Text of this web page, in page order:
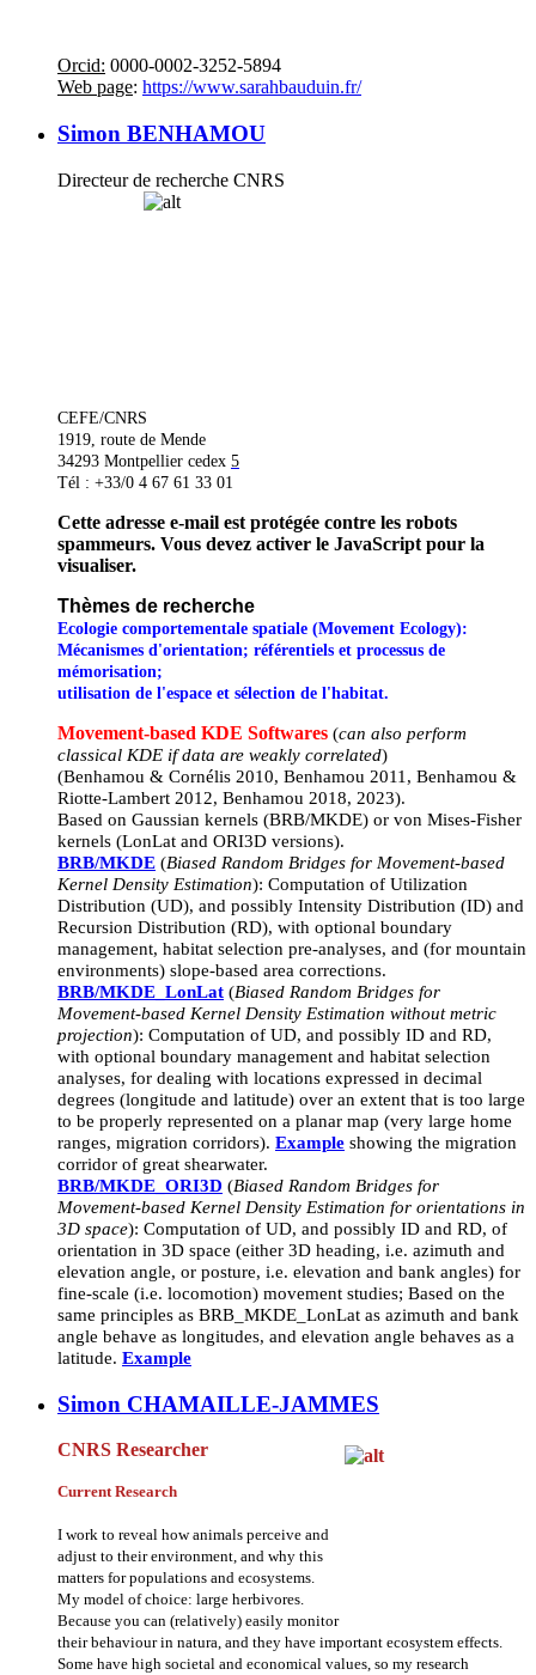
Orcid: 0000-0002-3252-5894
Web page: https://www.sarahbauduin.fr/
Simon BENHAMOU
Directeur de recherche CNRS
CEFE/CNRS
1919, route de Mende
34293 Montpellier cedex 5
Tél : +33/0 4 67 61 33 01
Cette adresse e-mail est protégée contre les robots
spammeurs. Vous devez activer le JavaScript pour la
visualiser.
Thèmes de recherche
Ecologie comportementale spatiale (Movement Ecology):
Mécanismes d'orientation; référentiels et processus de
mémorisation;
utilisation de l'espace et sélection de l'habitat.
Movement-based KDE Softwares (can also perform
classical KDE if data are weakly correlated)
(Benhamou & Cornélis 2010, Benhamou 2011, Benhamou &
Riotte-Lambert 2012, Benhamou 2018, 2023).
Based on Gaussian kernels (BRB/MKDE) or von Mises-Fisher
kernels (LonLat and ORI3D versions).
BRB/MKDE (Biased Random Bridges for Movement-based
Kernel Density Estimation): Computation of Utilization
Distribution (UD), and possibly Intensity Distribution (ID) and
Recursion Distribution (RD), with optional boundary
management, habitat selection pre-analyses, and (for mountain
environments) slope-based area corrections.
BRB/MKDE_LonLat (Biased Random Bridges for
Movement-based Kernel Density Estimation without metric
projection): Computation of UD, and possibly ID and RD,
with optional boundary management and habitat selection
analyses, for dealing with locations expressed in decimal
degrees (longitude and latitude) over an extent that is too large
to be properly represented on a planar map (very large home
ranges, migration corridors). Example showing the migration
corridor of great shearwater.
BRB/MKDE_ORI3D (Biased Random Bridges for
Movement-based Kernel Density Estimation for orientations in
3D space): Computation of UD, and possibly ID and RD, of
orientation in 3D space (either 3D heading, i.e. azimuth and
elevation angle, or posture, i.e. elevation and bank angles) for
fine-scale (i.e. locomotion) movement studies; Based on the
same principles as BRB_MKDE_LonLat as azimuth and bank
angle behave as longitudes, and elevation angle behaves as a
latitude. Example
Simon CHAMAILLE-JAMMES
CNRS Researcher
Current Research
I work to reveal how animals perceive and
adjust to their environment, and why this
matters for populations and ecosystems.
My model of choice: large herbivores.
Because you can (relatively) easily monitor
their behaviour in natura, and they have important ecosystem effects.
Some have high societal and economical values, so my research